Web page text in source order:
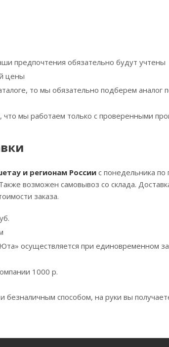
предпочтения обязательно будут учтены
цены
то мы обязательно подберем
что мы работаем только с проверенными
и регионам России с понедельника по
возможен самовывоз со склада.
заказа.
осуществляется при единовременном
1000 р.
безналичным способом, на руки вы